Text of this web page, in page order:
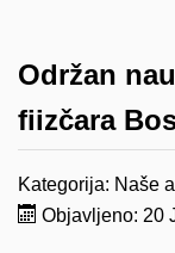
Održan
fiizčara
Kategorija: Naše
Objavljeno: 20